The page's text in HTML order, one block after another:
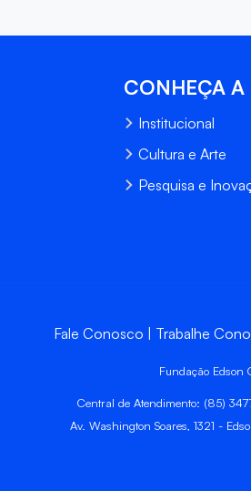
CONHEÇA A
Institucional
Cultura e Arte
Pesquisa e
Fale Conosco Trabalhe
Fundação Edson
Central de Atendimento: (85)
Av. Washington Soares, 1321 -